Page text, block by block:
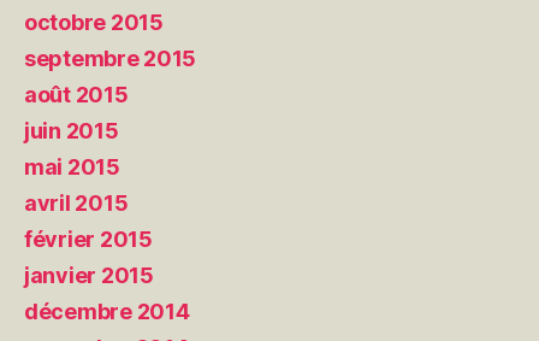
octobre 2015
septembre 2015
août 2015
juin 2015
mai 2015
avril 2015
février 2015
janvier 2015
décembre 2014